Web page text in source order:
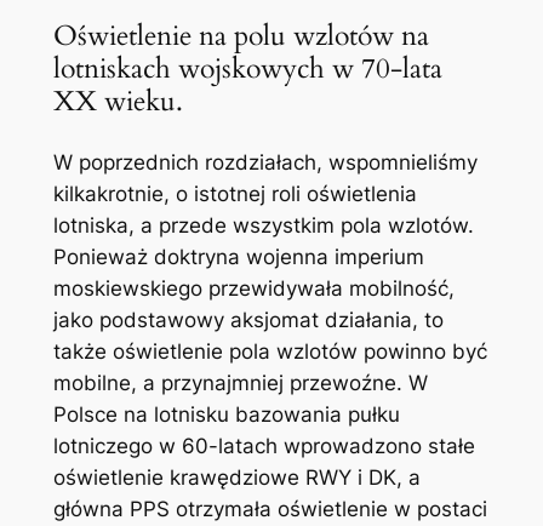
Oświetlenie na polu wzlotów na
lotniskach wojskowych w 70-lata
XX wieku.
W poprzednich rozdziałach, wspomnieliśmy
kilkakrotnie, o istotnej roli oświetlenia
lotniska, a przede wszystkim pola wzlotów.
Ponieważ doktryna wojenna imperium
moskiewskiego przewidywała mobilność,
jako podstawowy aksjomat działania, to
także oświetlenie pola wzlotów powinno być
mobilne, a przynajmniej przewoźne. W
Polsce na lotnisku bazowania pułku
lotniczego w 60-latach wprowadzono stałe
oświetlenie krawędziowe RWY i DK, a
główna PPS otrzymała oświetlenie w postaci